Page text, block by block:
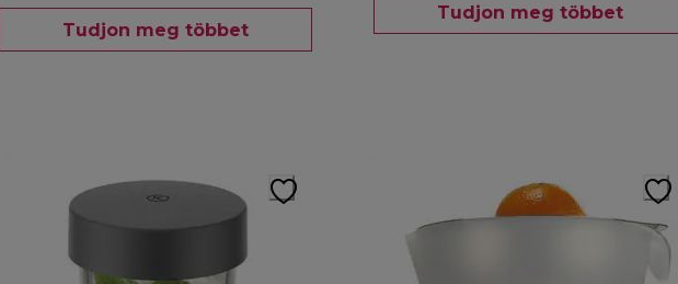
Tudjon meg többet
Tudjon meg többet